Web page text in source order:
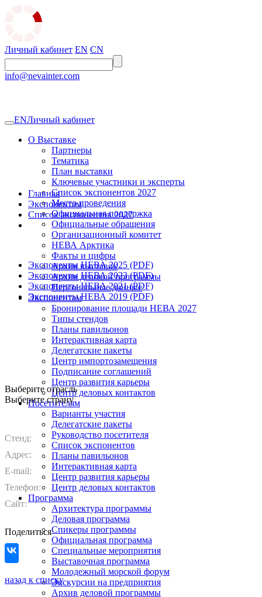
Личный кабинет EN CN
info@nevainter.com
ENЛичный кабинет
О Выставке
Партнеры
Тематика
План выставки
Ключевые участники и эксперты
Список экспонентов 2027
Место проведения
Официальная поддержка
Официальные обращения
Организационный комитет
НЕВА Арктика
Факты и цифры
Архив выставок
Архив деловой программы
Персональные данные
Экспонентам
Бронирование площади НЕВА 2027
Типы стендов
Планы павильонов
Интерактивная карта
Делегатские пакеты
Центр импортозамещения
Подписание соглашений
Центр развития карьеры
Центр деловых контактов
Посетителям
Варианты участия
Делегатские пакеты
Руководство посетителя
Список экспонентов
Планы павильонов
Интерактивная карта
Центр развития карьеры
Центр деловых контактов
Программа
Архитектура программы
Деловая программа
Спикеры программы
Официальная программа
Специальные мероприятия
Выставочная программа
Молодежный морской форум
Экскурсии на предприятия
Архив деловой программы
Главная
Экспонентам
Список экспонентов 2027
Экспоненты НЕВА 2025 (PDF)
Экспоненты НЕВА 2023 (PDF)
Экспоненты НЕВА 2021 (PDF)
Экспоненты НЕВА 2019 (PDF)
Выберите отрасль
Выберите страну
Стенд:
Адрес:
E-mail:
Телефон:
Сайт:
Поделиться
назад к списку